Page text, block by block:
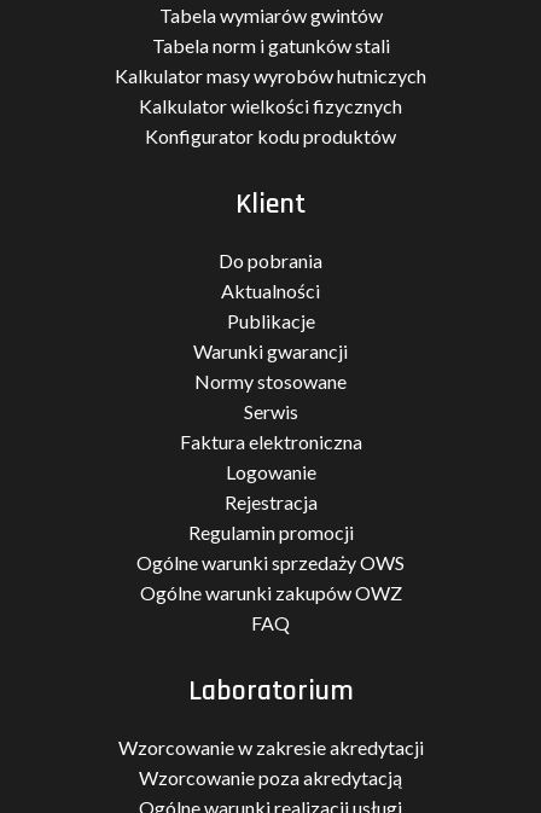
Tabela wymiarów gwintów
Tabela norm i gatunków stali
Kalkulator masy wyrobów hutniczych
Kalkulator wielkości fizycznych
Konfigurator kodu produktów
Klient
Do pobrania
Aktualności
Publikacje
Warunki gwarancji
Normy stosowane
Serwis
Faktura elektroniczna
Logowanie
Rejestracja
Regulamin promocji
Ogólne warunki sprzedaży OWS
Ogólne warunki zakupów OWZ
FAQ
Laboratorium
Wzorcowanie w zakresie akredytacji
Wzorcowanie poza akredytacją
Ogólne warunki realizacji usługi